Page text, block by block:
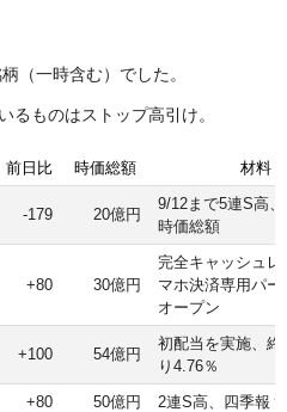
（一時含む）でした。
ものはストップ高引け。
前日比 時価総額 材料
-179 20億円
9/12まで5連S高
時価総額
+80 30億円
完全キャッシュレ
マホ決済専用パー
オープン
+100 54億円
初配当を実施、終
り4.76％
+80 50億円
2連S高、四季報？